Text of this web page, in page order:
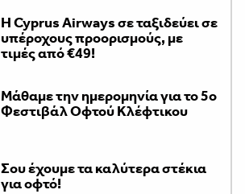
H Cyprus Airways σε ταξιδεύει σε
υπέροχους προορισμούς, με
τιμές από €49!
Μάθαμε την ημερομηνία για το 5ο
Φεστιβάλ Οφτού Κλέφτικου
Σου έχουμε τα καλύτερα στέκια
για οφτό!